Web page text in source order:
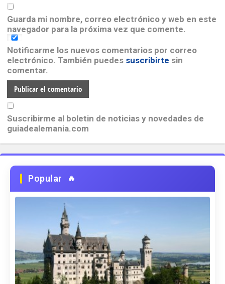
schnell wie möglich zu organisieren.
Mit freundlichen Grüßen, STELLA LEMOS
LUZ VALENCIA
CEL: 3137217803
Guarda mi nombre, correo electrónico y web en este
navegador para la próxima vez que comente.
Notificarme los nuevos comentarios por correo
electrónico. También puedes suscribirte sin
comentar.
Suscribirme al boletin de noticias y novedades de
guiadealemania.com
Popular